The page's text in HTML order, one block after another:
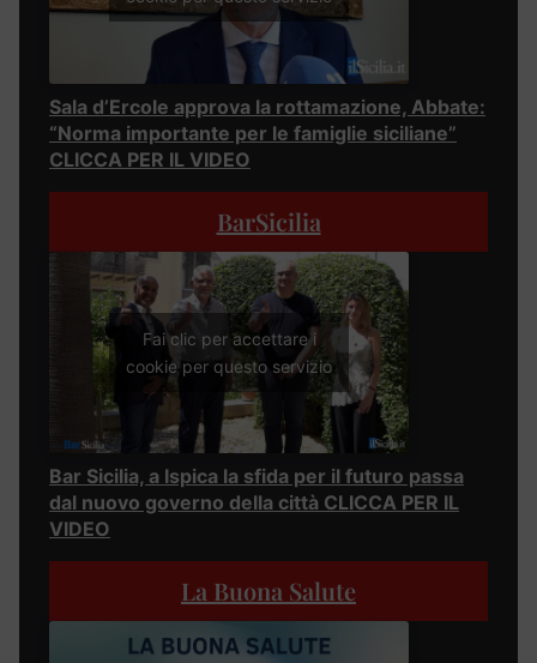
Sala d’Ercole approva la rottamazione, Abbate:
“Norma importante per le famiglie siciliane”
CLICCA PER IL VIDEO
BarSicilia
Fai clic per accettare i
cookie per questo servizio
Bar Sicilia, a Ispica la sfida per il futuro passa
dal nuovo governo della città CLICCA PER IL
VIDEO
La Buona Salute